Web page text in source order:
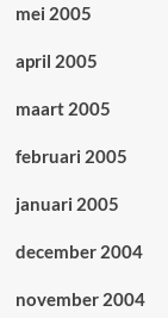
mei 2005
april 2005
maart 2005
februari 2005
januari 2005
december 2004
november 2004